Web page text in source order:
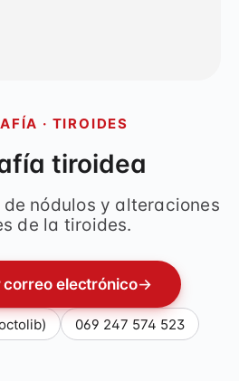
· TIROIDES
tiroidea
nódulos y alteraciones
de la tiroides.
electrónico→
069 247 574 523